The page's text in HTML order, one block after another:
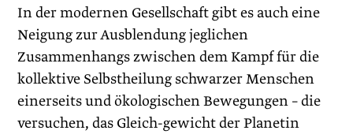
In der modernen Gesellschaft gibt es auch eine
Neigung zur Ausblendung jeglichen
Zusammenhangs zwischen dem Kampf für die
kollektive Selbstheilung schwarzer Menschen
einerseits und ökologischen Bewegungen – die
versuchen, das Gleich-gewicht der Planetin